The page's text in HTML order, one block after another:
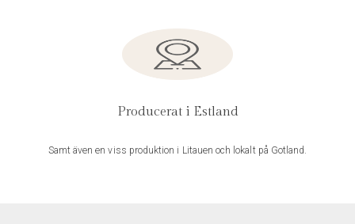
Producerat i Estland
Samt även en viss produktion i Litauen och lokalt på Gotland.